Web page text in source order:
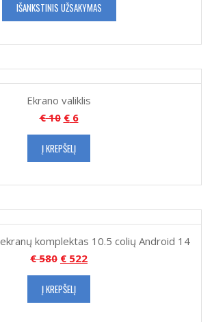
IŠANKSTINIS UŽSAKYMAS
Ekrano valiklis
€10 €6
Į KREPŠELĮ
komplektas 10.5 colių Android 14
€580 € 522
Į KREPŠELĮ